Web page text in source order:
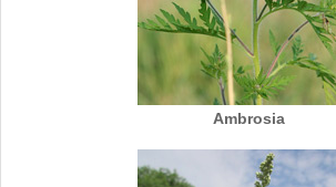
Ambrosia